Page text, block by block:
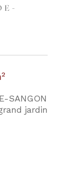
SANGON
jardin